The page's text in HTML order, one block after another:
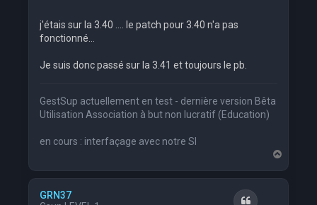
j'étais sur la 3.40 .... le patch pour 3.40 n'a pas
fonctionné...
Je suis donc passé sur la 3.41 et toujours le pb.
GestSup actuellement en test - dernière version Bêta
Utilisation Association à but non lucratif (Education)
en cours : interfaçage avec notre SI
a
GRN37
Citation